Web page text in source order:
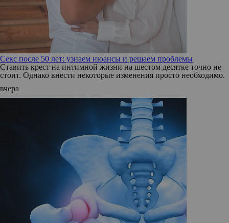
Секс после 50 лет: узнаем нюансы и решаем проблемы
Ставить крест на интимной жизни на шестом десятке точно не
стоит. Однако внести некоторые изменения просто необходимо.
вчера